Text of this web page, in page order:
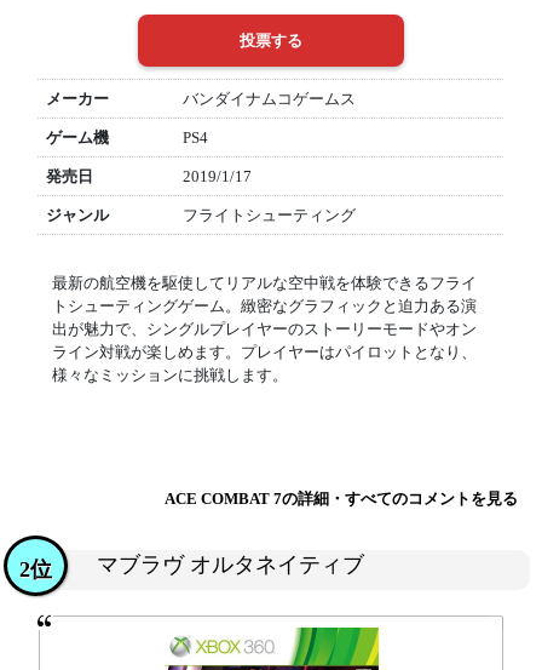
メーカー バンダイナムコゲームス
ゲーム機 PS4
発売日 2019/1/17
ジャンル フライトシューティング
最新の航空機を駆使してリアルな空中戦を体験できるフライ
トシューティングゲーム。緻密なグラフィックと迫力ある演
出が魅力で、シングルプレイヤーのストーリーモードやオン
ライン対戦が楽しめます。プレイヤーはパイロットとなり、
様々なミッションに挑戦します。
ACE COMBAT 7の詳細・すべてのコメントを見る
マブラヴ オルタネイティブ
2位